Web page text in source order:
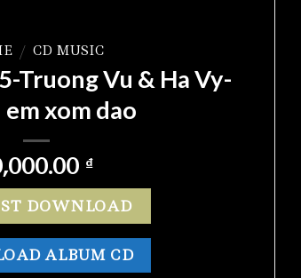
/ CD MUSIC
Truong Vu & Ha Vy-
xom dao
₫
DOWNLOAD
ALBUM CD